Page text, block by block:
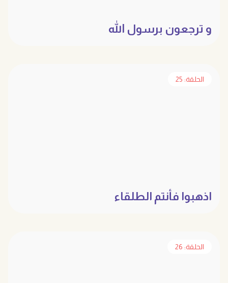
و ترجعون برسول الله
الحلقة: 25
اذهبوا فأنتم الطلقاء
الحلقة: 26